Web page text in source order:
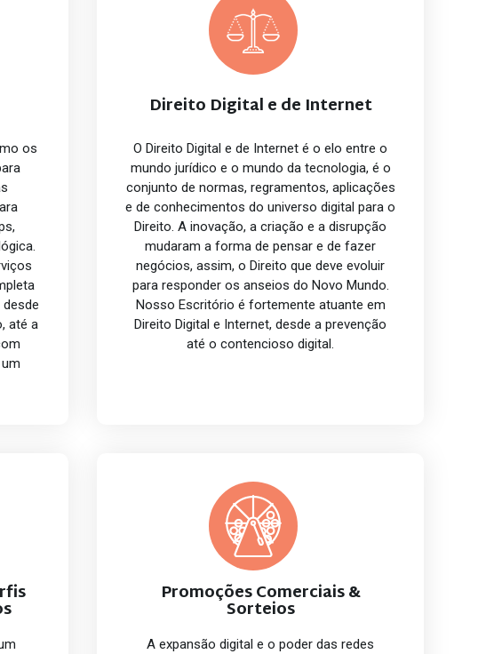
os
até a
Direito Digital e de Internet
O Direito Digital e de Internet é o elo entre o
mundo jurídico e o mundo da tecnologia, é o
conjunto de normas, regramentos, aplicações
e de conhecimentos do universo digital para o
Direito. A inovação, a criação e a disrupção
mudaram a forma de pensar e de fazer
negócios, assim, o Direito que deve evoluir
para responder os anseios do Novo Mundo.
Nosso Escritório é fortemente atuante em
Direito Digital e Internet, desde a prevenção
até o contencioso digital.
Promoções Comerciais &
Sorteios
A expansão digital e o poder das redes